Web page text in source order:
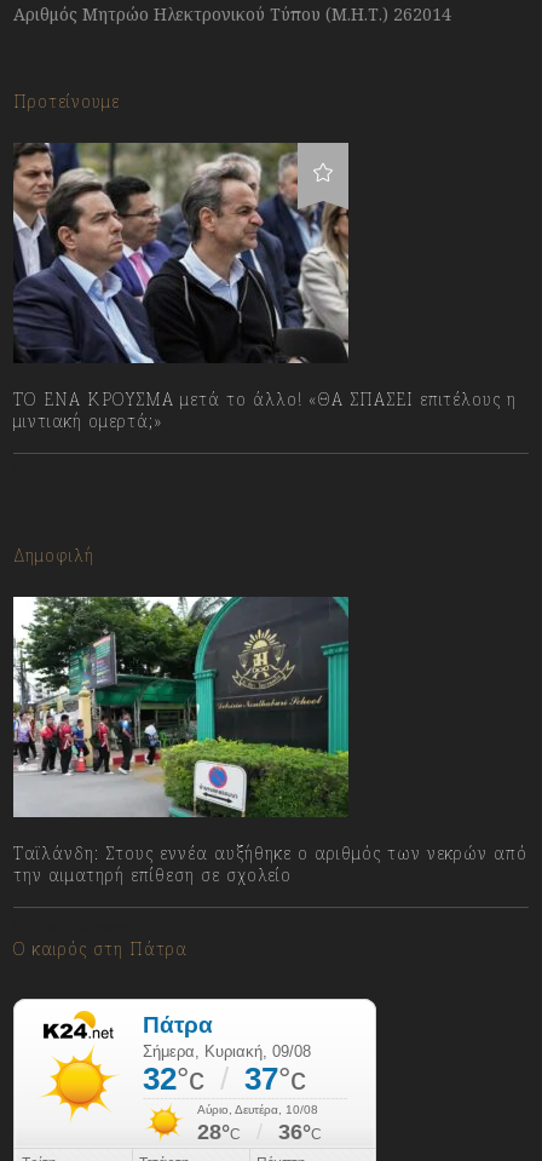
Αριθμός Μητρώο Ηλεκτρονικού Τύπου (Μ.Η.Τ.) 262014
Προτείνουμε
ΤΟ ΕΝΑ ΚΡΟΥΣΜΑ μετά το άλλο! «ΘΑ ΣΠΑΣΕΙ επιτέλους η
μιντιακή ομερτά;»
Δημοφιλή
Ταϊλάνδη: Στους εννέα αυξήθηκε ο αριθμός των νεκρών από
την αιματηρή επίθεση σε σχολείο
Ο καιρός στη Πάτρα